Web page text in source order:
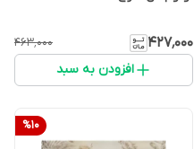
۴۲۷٬۰۰۰ ۴۶۳٬۰۰۰
افزودن به سبد
%10